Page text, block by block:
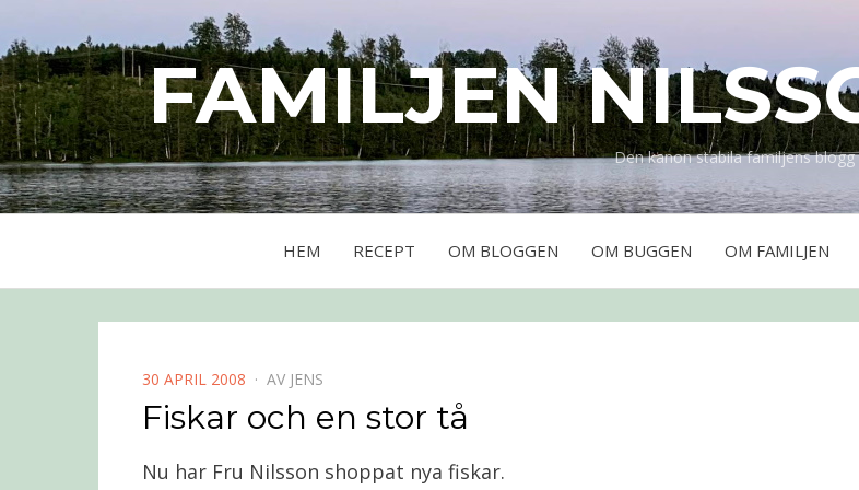
FAMILJEN
Den kanon stabila familjens blogg
HEM RECEPT OM BLOGGEN OM BUGGEN OM FAMILJEN
PUBLICERAD
DEN
30 APRIL 2008 AV JENS
Fiskar och en stor tå
Nu har Fru Nilsson shoppat nya fiskar.